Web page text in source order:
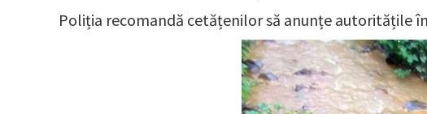
Poliția recomandă cetățenilor să anunțe autoritățile